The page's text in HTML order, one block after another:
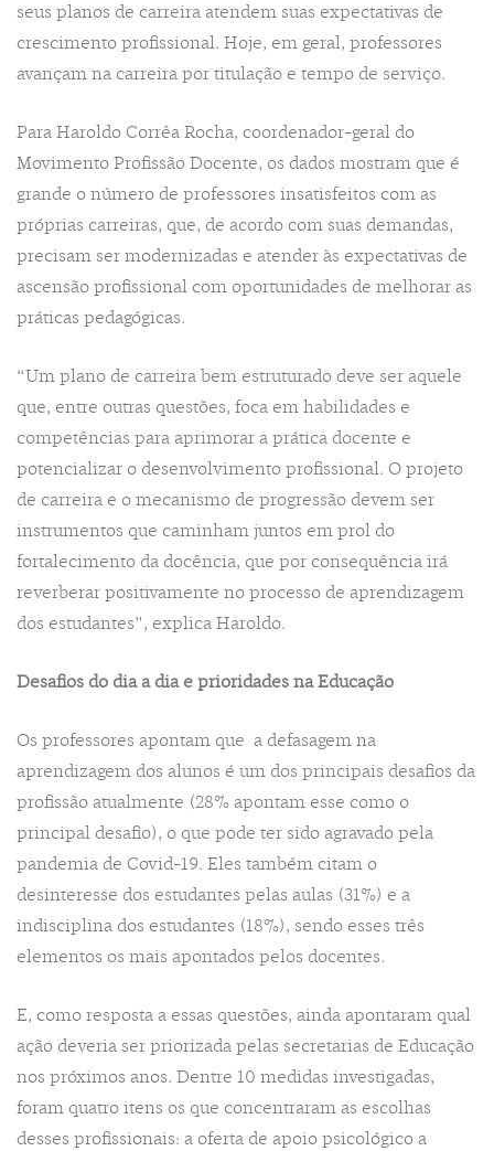
seus planos de carreira atendem suas expectativas de
crescimento profissional. Hoje, em geral, professores
avançam na carreira por titulação e tempo de serviço.
Para Haroldo Corrêa Rocha, coordenador-geral do
Movimento Profissão Docente, os dados mostram que é
grande o número de professores insatisfeitos com as
próprias carreiras, que, de acordo com suas demandas,
precisam ser modernizadas e atender às expectativas de
ascensão profissional com oportunidades de melhorar as
práticas pedagógicas.
“Um plano de carreira bem estruturado deve ser aquele
que, entre outras questões, foca em habilidades e
competências para aprimorar a prática docente e
potencializar o desenvolvimento profissional. O projeto
de carreira e o mecanismo de progressão devem ser
instrumentos que caminham juntos em prol do
fortalecimento da docência, que por consequência irá
reverberar positivamente no processo de aprendizagem
dos estudantes”, explica Haroldo.
Desafios do dia a dia e prioridades na Educação
Os professores apontam que a defasagem na
aprendizagem dos alunos é um dos principais desafios da
profissão atualmente (28% apontam esse como o
principal desafio), o que pode ter sido agravado pela
pandemia de Covid-19. Eles também citam o
desinteresse dos estudantes pelas aulas (31%) e a
indisciplina dos estudantes (18%), sendo esses três
elementos os mais apontados pelos docentes.
E, como resposta a essas questões, ainda apontaram qual
ação deveria ser priorizada pelas secretarias de Educação
nos próximos anos. Dentre 10 medidas investigadas,
foram quatro itens os que concentraram as escolhas
desses profissionais: a oferta de apoio psicológico a